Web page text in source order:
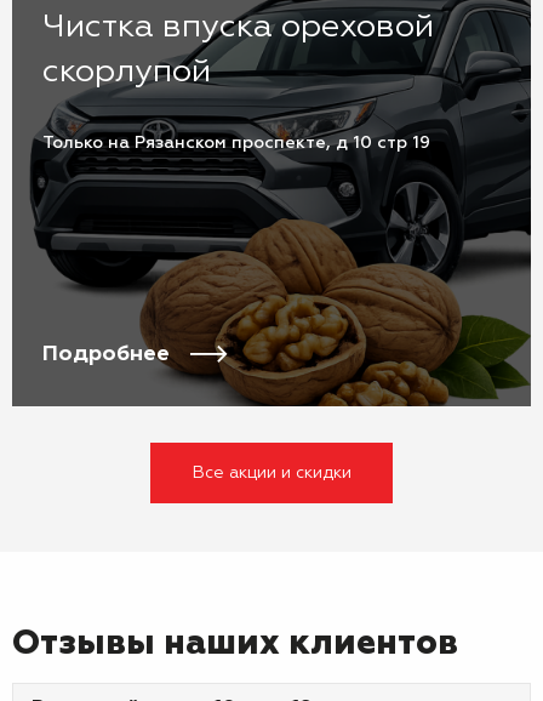
Чистка впуска ореховой
скорлупой
Только на Рязанском проспекте, д 10 стр 19
Подробнее
Все акции и скидки
Отзывы наших клиентов